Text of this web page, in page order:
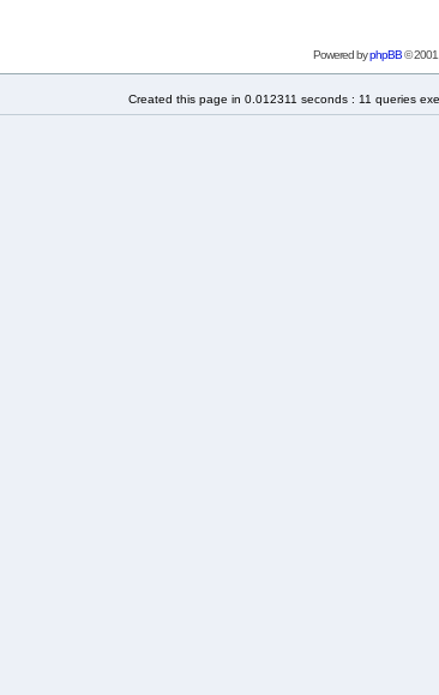
Powered byphpBB©
Created this page in 0.012311 seconds : 11 queries